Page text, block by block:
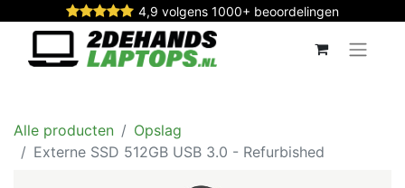
4,9 volgens 1000+ beoordelingen
Alle producten
Opslag
Externe SSD 512GB USB 3.0 - Refurbished